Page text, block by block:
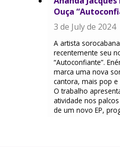
Ouça
3 de July de 2024
A artista
recentemente seu
“Autoconfiante”.
marca uma nova
cantora, mais pop
O trabalho
atividade nos
de um novo EP,